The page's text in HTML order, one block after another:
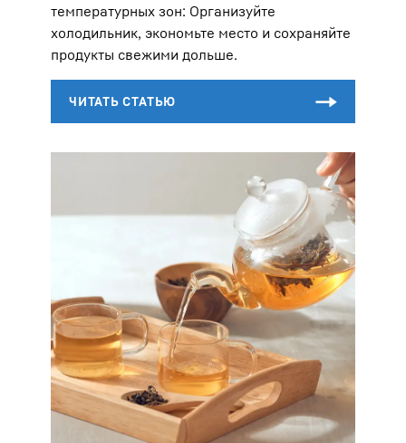
температурных зон: Организуйте
холодильник, экономьте место и сохраняйте
продукты свежими дольше.